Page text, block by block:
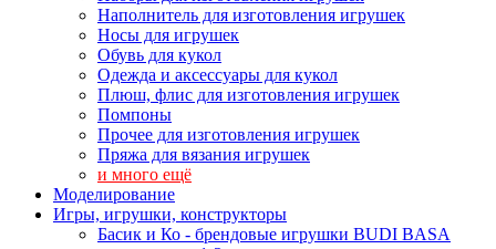
Наполнитель для изготовления игрушек
Носы для игрушек
Обувь для кукол
Одежда и аксессуары для кукол
Плюш, флис для изготовления игрушек
Помпоны
Прочее для изготовления игрушек
Пряжа для вязания игрушек
и много ещё
Моделирование
Игры, игрушки, конструкторы
Басик и Ко - брендовые игрушки BUDI BASA